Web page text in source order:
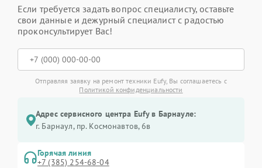
Если требуется задать вопрос специалисту, оставьте
свои данные и дежурный специалист с радостью
проконсультирует Вас!
Отправляя заявку на ремонт техники Eufy, Вы соглашаетесь с
Политикой конфиденциальности
Адрес сервисного центра Eufy в Барнауле:
г. Барнаул, ​пр. Космонавтов, 6в
Горячая линия
+7 (385) 254-68-04